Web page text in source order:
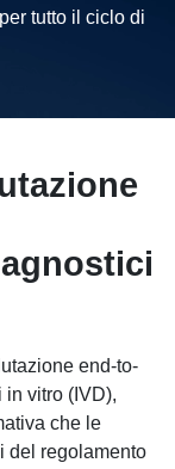
tutto il ciclo di
end-to-
vitro (IVD),
che le
del regolamento